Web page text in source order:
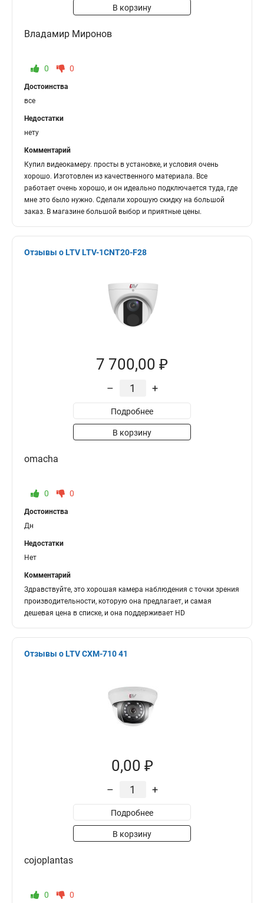
В корзину
Владамир Миронов
0 0
Достоинства
все
Недостатки
нету
Комментарий
Купил видеокамеру. просты в установке, и условия очень
хорошо. Изготовлен из качественного материала. Все
работает очень хорошо, и он идеально подключается туда, где
мне это было нужно. Сделали хорошую скидку на большой
заказ. В магазине большой выбор и приятные цены.
Отзывы о LTV LTV-1CNT20-F28
7 700,00 ₽
– +
Подробнее
В корзину
omacha
0 0
Достоинства
Дн
Недостатки
Нет
Комментарий
Здравствуйте, это хорошая камера наблюдения с точки зрения
производительности, которую она предлагает, и самая
дешевая цена в списке, и она поддерживает HD
Отзывы о LTV CXM-710 41
0,00 ₽
– +
Подробнее
В корзину
cojoplantas
0 0